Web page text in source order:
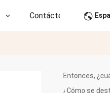
Contáctenos CN